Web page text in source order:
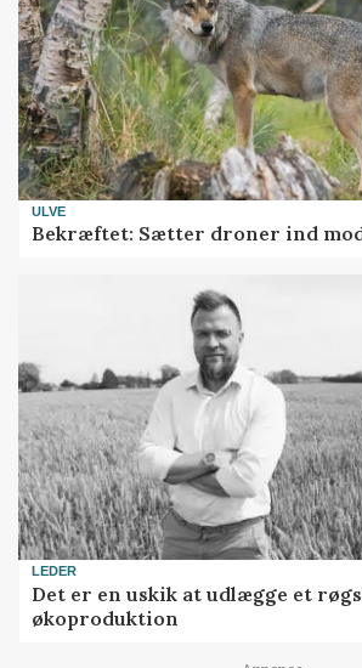
ULVE
Bekræftet: Sætter droner ind
LEDER
Det er en uskik at udlægge et
økoproduktion